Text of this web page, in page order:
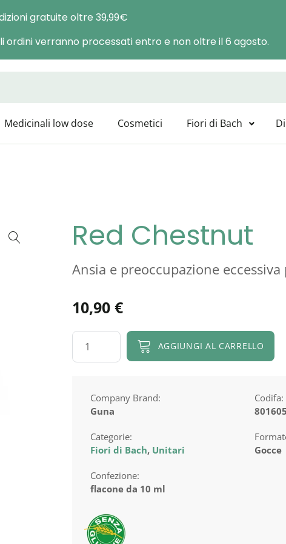
gratuite oltre 39,99€
ordini verranno processati entro e non oltre il 6 agosto.
HEEL, LABOLIFE, SYMBIOFARM, CATALYSIS, BIOLINE,
Medicinali low dose Cosmetici Fiori di Bach
Red Chestnut
Ansia e preoccupazione
10,90 €
Red
AGGIUNGI AL CARRELLO
Company Brand:
Guna
Codifa:
Categorie:
Fiori di Bach, Unitari
Gocce
Confezione:
flacone da 10 ml